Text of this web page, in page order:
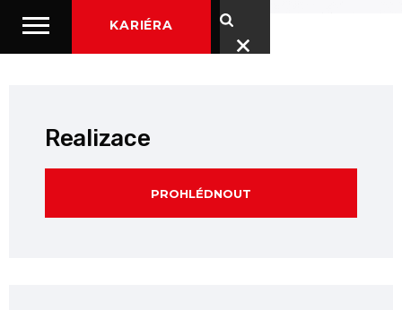
KARIÉRA
Realizace
PROHLÉDNOUT